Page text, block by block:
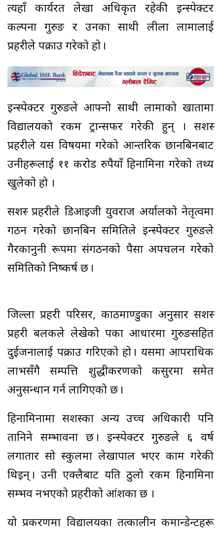
त्यहाँ कार्यरत लेखा अधिकृत रहेकी इन्स्पेक्टर
कल्पना गुरुङ र उनका साथी लीला लामालाई
प्रहरीले पक्राउ गरेको हो ।
इन्स्पेक्टर गुरुङले आफ्नो साथी लामाको खातामा
विद्यालयको रकम ट्रान्सफर गरेकी हुन् । सशस्त्र
प्रहरीले यस विषयमा गरेको आन्तरिक छानबिनबाट
उनीहरूलाई ११ करोड रुपैयाँ हिनामिना गरेको तथ्य
खुलेको हो ।
सशस्त्र प्रहरीले डिआइजी युवराज अर्यालको नेतृत्वमा
गठन गरेको छानबिन समितिले इन्स्पेक्टर गुरुङले
गैरकानुनी रूपमा संगठनको पैसा अपचलन गरेको
समितिको निष्कर्ष छ ।
जिल्ला प्रहरी परिसर, काठमाण्डुका अनुसार सशस्त्र
प्रहरी बलकले लेखेको पत्रका आधारमा गुरुङसहित
दुईजनालाई पक्राउ गरिएको हो । यसमा आपराधिक
लाभसँगै सम्पत्ति शुद्धीकरणको कसुरमा समेत
अनुसन्धान गर्न लागिएको छ ।
हिनामिनामा सशस्त्रका अन्य उच्च अधिकारी पनि
तानिने सम्भावना छ । इन्स्पेक्टर गुरुङले ६ वर्ष
लगातार सो स्कुलमा लेखापाल भएर काम गरेकी
थिइन् । उनी एक्लैबाट यति ठुलो रकम हिनामिना
सम्भव नभएको प्रहरीको आंशका छ ।
यो प्रकरणमा विद्यालयका तत्कालीन कमान्डेन्टहरू